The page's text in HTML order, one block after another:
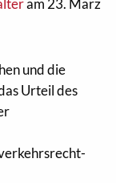
am 23. März
und die
Urteil des